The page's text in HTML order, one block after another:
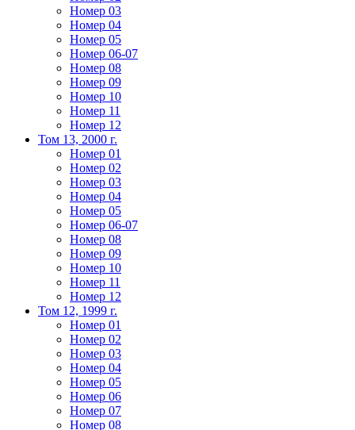
Номер 03
Номер 04
Номер 05
Номер 06-07
Номер 08
Номер 09
Номер 10
Номер 11
Номер 12
Том 13, 2000 г.
Номер 01
Номер 02
Номер 03
Номер 04
Номер 05
Номер 06-07
Номер 08
Номер 09
Номер 10
Номер 11
Номер 12
Том 12, 1999 г.
Номер 01
Номер 02
Номер 03
Номер 04
Номер 05
Номер 06
Номер 07
Номер 08